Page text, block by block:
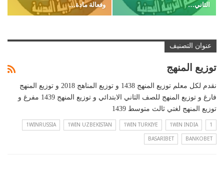
الثاني…
وفعالة مادة…
عنوان التصنيف
توزيع المنهج
نقدم لكل معلم توزيع المنهج 1438 و توزيع المناهج 2018 و توزيع المنهج
فارغ و توزيع المنهج للصف الثاني الابتدائي و توزيع المنهج 1439 مفرغ و
توزيع المنهج لغتي ثالث متوسط 1439
1
1WIN INDIA
1WIN TURKIYE
1WIN UZBEKISTAN
1WINRUSSIA
BANKOBET
BASARIBET